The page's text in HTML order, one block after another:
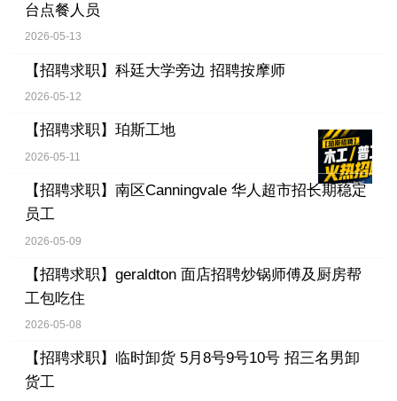
台点餐人员
2026-05-13
【招聘求职】 科廷大学旁边 招聘按摩师
2026-05-12
【招聘求职】 珀斯工地
2026-05-11
【招聘求职】 南区Canningvale 华人超市招长期稳定
员工
2026-05-09
【招聘求职】 geraldton 面店招聘炒锅师傅及厨房帮
工包吃住
2026-05-08
【招聘求职】 临时卸货 5月8号9号10号 招三名男卸
货工